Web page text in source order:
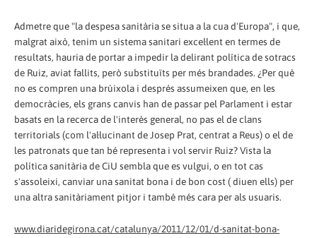
Admetre que "la despesa sanitària se situa a la cua d'Europa", i que,
malgrat això, tenim un sistema sanitari excel·lent en termes de
resultats, hauria de portar a impedir la delirant política de sotracs
de Ruiz, aviat fallits, però substituïts per més brandades. ¿Per què
no es compren una brúixola i després assumeixen que, en les
democràcies, els grans canvis han de passar pel Parlament i estar
basats en la recerca de l'interès general, no pas el de clans
territorials (com l'al·lucinant de Josep Prat, centrat a Reus) o el de
les patronats que tan bé representa i vol servir Ruiz? Vista la
política sanitària de CiU sembla que es vulgui, o en tot cas
s'assoleixi, canviar una sanitat bona i de bon cost ( diuen ells) per
una altra sanitàriament pitjor i també més cara per als usuaris.
www.diaridegirona.cat/catalunya/2011/12/01/d-sanitat-bona-